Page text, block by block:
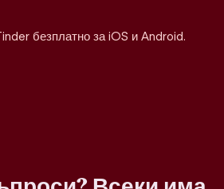
безплатно за iOS и Android.